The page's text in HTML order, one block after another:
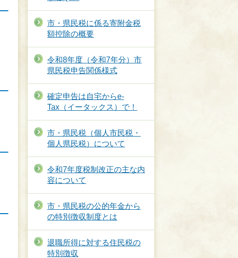
市・県民税に係る寄附金税
額控除の概要
令和8年度（令和7年分）市
県民税申告関係様式
確定申告は自宅からe‐
Tax（イータックス）で！
市・県民税（個人市民税・
個人県民税）について
令和7年度税制改正の主な内
容について
市・県民税の公的年金から
の特別徴収制度とは
退職所得に対する住民税の
特別徴収